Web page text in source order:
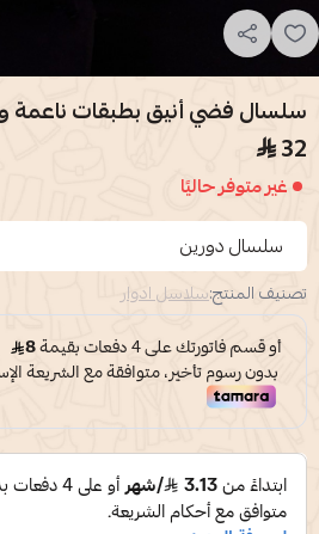
سلسال فضي أنيق بطبقات ناعمة
32
غير متوفر حاليًا
سلسال دورين
تصنيف المنتج:سلاسل ادوار